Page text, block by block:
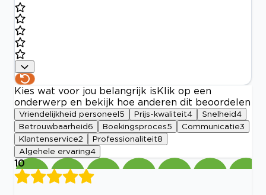
Kies wat voor jou belangrijk is Klik op een
onderwerp en bekijk hoe anderen dit beoordelen
Vriendelijkheid personeel 5 Prijs-kwaliteit4 Snelheid4
Betrouwbaarheid 6 Boekingsproces5 Communicatie3
Klantenservice2 Professionaliteit8
Algehele ervaring4
10